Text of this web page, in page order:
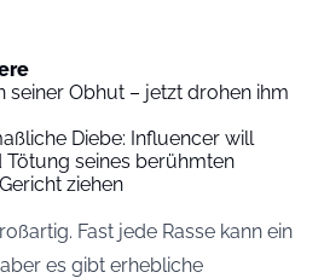
seiner Obhut – jetzt drohen ihm
Diebe: Influencer will
Tötung seines berühmten
ziehen
Fast jede Rasse kann ein
es gibt erhebliche